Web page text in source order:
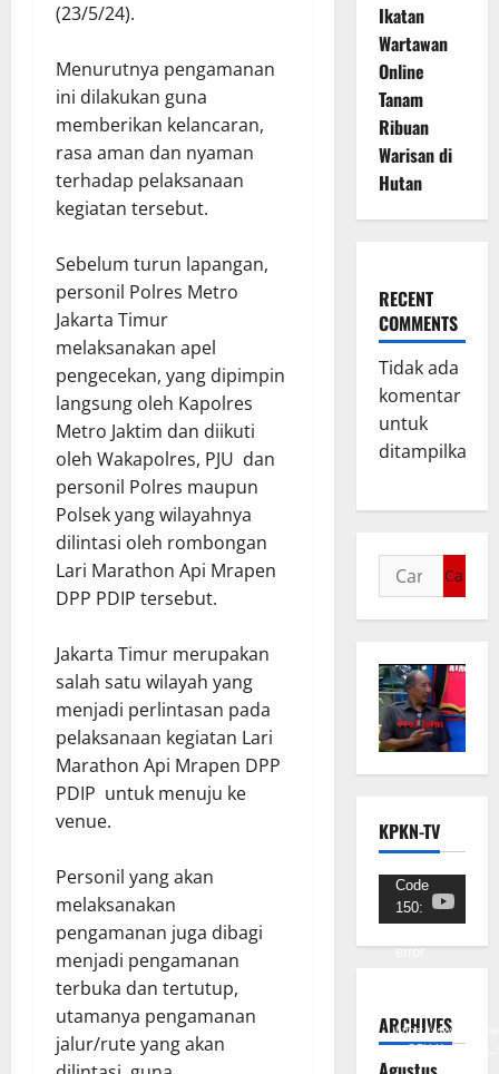
(23/5/24).
Menurutnya pengamanan
ini dilakukan guna
memberikan kelancaran,
rasa aman dan nyaman
terhadap pelaksanaan
kegiatan tersebut.
Sebelum turun lapangan,
personil Polres Metro
Jakarta Timur
melaksanakan apel
pengecekan, yang dipimpin
langsung oleh Kapolres
Metro Jaktim dan diikuti
oleh Wakapolres, PJU dan
personil Polres maupun
Polsek yang wilayahnya
dilintasi oleh rombongan
Lari Marathon Api Mrapen
DPP PDIP tersebut.
Jakarta Timur merupakan
salah satu wilayah yang
menjadi perlintasan pada
pelaksanaan kegiatan Lari
Marathon Api Mrapen DPP
PDIP untuk menuju ke
venue.
Personil yang akan
melaksanakan
pengamanan juga dibagi
menjadi pengamanan
terbuka dan tertutup,
utamanya pengamanan
jalur/rute yang akan
Ikatan
Wartawan
Online
Tanam
Ribuan
Warisan di
Hutan
RECENT
COMMENTS
Tidak ada
komentar
untuk
ditampilkan.
KPKN-TV
Pemutar
Video
Code
150:
error.
https://
ARCHIVES